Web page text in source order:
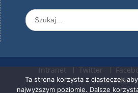
Search
for:
Intranet Twitter
LinkedIn
Ta strona korzysta z ciasteczek
najwyższym poziomie. Dalsze